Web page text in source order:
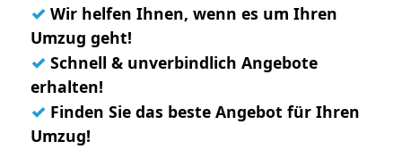
✓ Wir helfen Ihnen, wenn es um Ihren
Umzug geht!
✓ Schnell & unverbindlich Angebote
erhalten!
✓ Finden Sie das beste Angebot für Ihren
Umzug!